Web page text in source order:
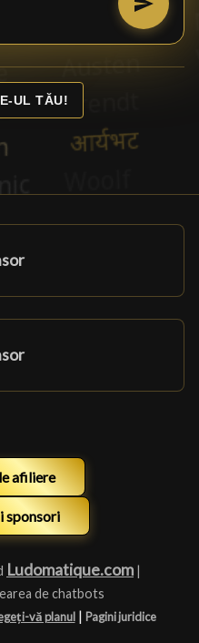
UL TĂU!
afiliere
sponsori
Ludomatique.com |
de chatbots
vă planul | Pagini juridice